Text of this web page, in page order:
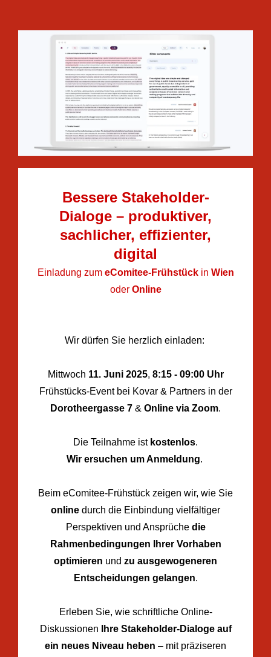
Bessere Stakeholder-
Dialoge – produktiver,
sachlicher, effizienter,
digital
Einladung zum eComitee-Frühstückin Wien
oder Online
Wir dürfen Sie herzlich einladen:
Mittwoch 11. Juni 2025, 8:15 - 09:00 Uhr
Frühstücks-Event bei Kovar & Partners in der
Dorotheergasse 7 & Online via Zoom.
Die Teilnahme ist kostenlos.
Wir ersuchen um Anmeldung.
Beim eComitee-Frühstück zeigen wir, wie Sie
online durch die Einbindung vielfältiger
Perspektiven und Ansprüche die
Rahmenbedingungen Ihrer Vorhaben
optimieren und zu ausgewogeneren
Entscheidungen gelangen.
Erleben Sie, wie schriftliche Online-
Diskussionen
Ihre Stakeholder-Dialoge auf
ein neues Niveau heben – mit präziseren